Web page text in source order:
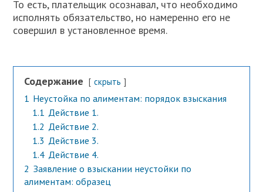
То есть, плательщик осознавал, что необходимо
исполнять обязательство, но намеренно его не
совершил в установленное время.
Содержание скрыть
1 Неустойка по алиментам: порядок взыскания
1.1 Действие 1.
1.2 Действие 2.
1.3 Действие 3.
1.4 Действие 4.
2 Заявление о взыскании неустойки по
алиментам: образец